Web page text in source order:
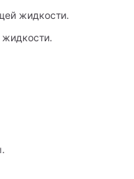
жидкости.